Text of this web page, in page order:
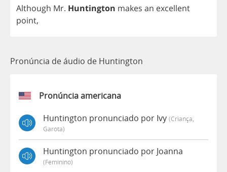
Although Mr. Huntington makes an excellent
point,
Pronúncia de áudio de Huntington
Pronúncia americana
Huntington pronunciado por Ivy (criança,
Garota)
Huntington pronunciado por Joanna
(feminino)